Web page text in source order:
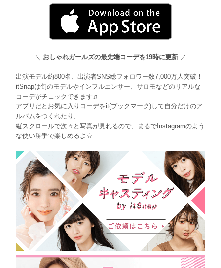
＼ おしゃれガールズの最先端コーデを19時に更新 ／
出演モデル約800名、出演者SNS総フォロワー数7,000万人突破！
itSnapは旬のモデルやインフルエンサー、サロモなどのリアルな
コーデがチェックできます♫
アプリだとお気に入りコーデをit(ブックマーク)して自分だけのア
ルバムをつくれたり、
縦スクロールで次々と写真が見れるので、まるでInstagramのよう
な使い勝手で楽しめるよ☆